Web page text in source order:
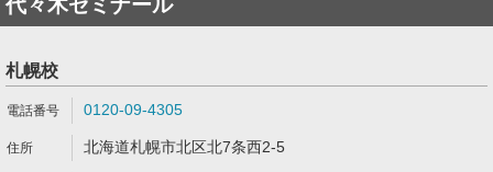
代々木ゼミナール
札幌校
0120-09-4305
北海道札幌市北区北7条西2-5